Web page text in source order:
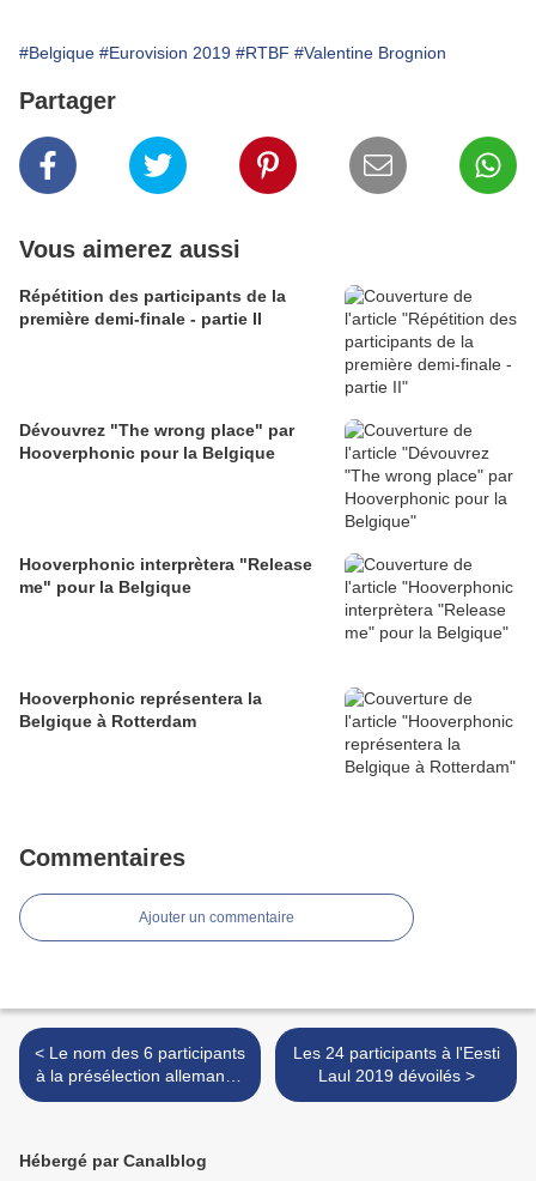
#Belgique #Eurovision 2019 #RTBF #Valentine Brognion
Partager
Vous aimerez aussi
Répétition des participants de la
première demi-finale - partie II
Dévouvrez "The wrong place" par
Hooverphonic pour la Belgique
Hooverphonic interprètera "Release
me" pour la Belgique
Hooverphonic représentera la
Belgique à Rotterdam
Commentaires
Ajouter un commentaire
< Le nom des 6 participants
à la présélection allemande
dévoilé
Les 24 participants à l'Eesti
Laul 2019 dévoilés >
Hébergé par Canalblog